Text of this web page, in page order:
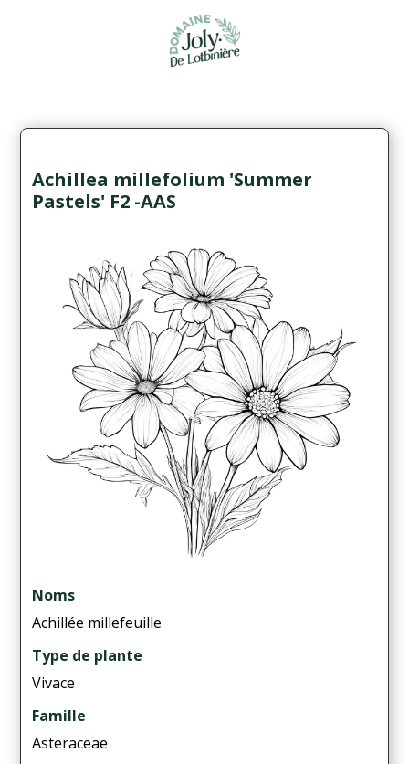
Achillea millefolium 'Summer
Pastels' F2 -AAS
Noms
Achillée millefeuille
Type de plante
Vivace
Famille
Asteraceae